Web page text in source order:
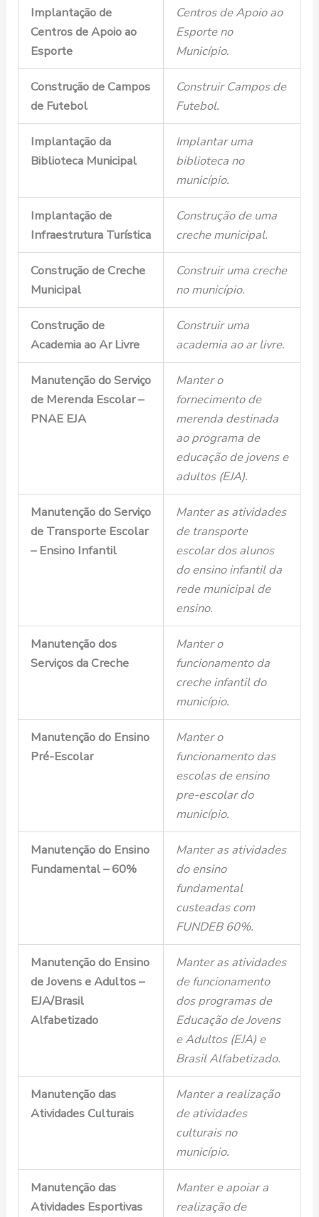
Implantação de
Centros de Apoio ao
Esporte
Centros de Apoio ao
Esporte no
Município.
Construção de Campos
de Futebol
Construir Campos de
Futebol.
Implantação da
Biblioteca Municipal
Implantar uma
biblioteca no
município.
Implantação de
Infraestrutura Turística
Construção de uma
creche municipal.
Construção de Creche
Municipal
Construir uma creche
no município.
Construção de
Academia ao Ar Livre
Construir uma
academia ao ar livre.
Manutenção do Serviço
de Merenda Escolar –
PNAE EJA
Manter o
fornecimento de
merenda destinada
ao programa de
educação de jovens e
adultos (EJA).
Manutenção do Serviço
de Transporte Escolar
– Ensino Infantil
Manter as atividades
de transporte
escolar dos alunos
do ensino infantil da
rede municipal de
ensino.
Manutenção dos
Serviços da Creche
Manter o
funcionamento da
creche infantil do
município.
Manutenção do Ensino
Pré-Escolar
Manter o
funcionamento das
escolas de ensino
pre-escolar do
município.
Manutenção do Ensino
Fundamental – 60%
Manter as atividades
do ensino
fundamental
custeadas com
FUNDEB 60%.
Manutenção do Ensino
de Jovens e Adultos –
EJA/Brasil
Alfabetizado
Manter as atividades
de funcionamento
dos programas de
Educação de Jovens
e Adultos (EJA) e
Brasil Alfabetizado.
Manutenção das
Atividades Culturais
Manter a realização
de atividades
culturais no
município.
Manutenção das
Atividades Esportivas
Manter e apoiar a
realização de